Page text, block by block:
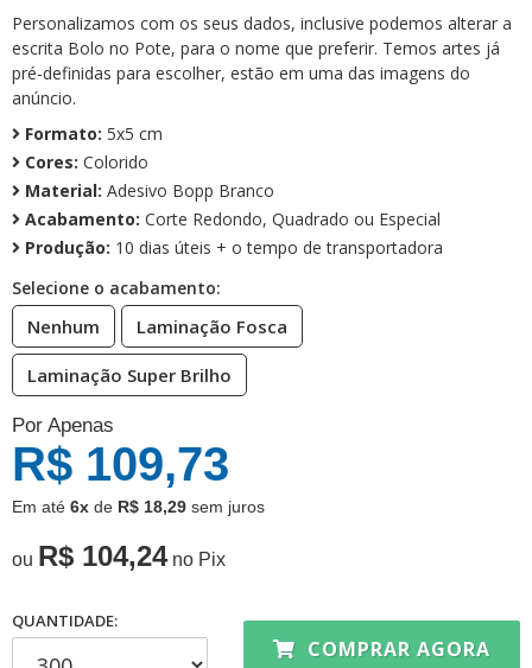
Personalizamos com os seus dados, inclusive podemos alterar a
escrita Bolo no Pote, para o nome que preferir. Temos artes já
pré-definidas para escolher, estão em uma das imagens do
anúncio.
Formato: 5x5 cm
Cores: Colorido
Material: Adesivo Bopp Branco
Acabamento: Corte Redondo, Quadrado ou Especial
Produção: 10 dias úteis + o tempo de transportadora
Selecione o acabamento:
Nenhum Laminação Fosca
Laminação Super Brilho
Por Apenas
R$ 109,73
Em até 6x de R$ 18,29 sem juros
ou R$ 104,24 no Pix
QUANTIDADE:
COMPRAR AGORA